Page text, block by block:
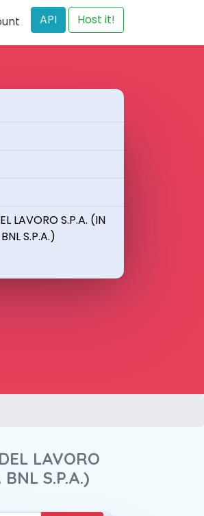
API Host it!
LAVORO S.P.A. (IN
S.P.A.)
LAVORO
S.P.A.)